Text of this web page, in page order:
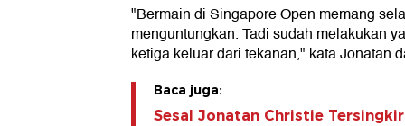
"Bermain di Singapore Open memang
menguntungkan. Tadi sudah melakukan
ketiga keluar dari tekanan," kata Jonatan
Baca juga:
Sesal Jonatan Christie